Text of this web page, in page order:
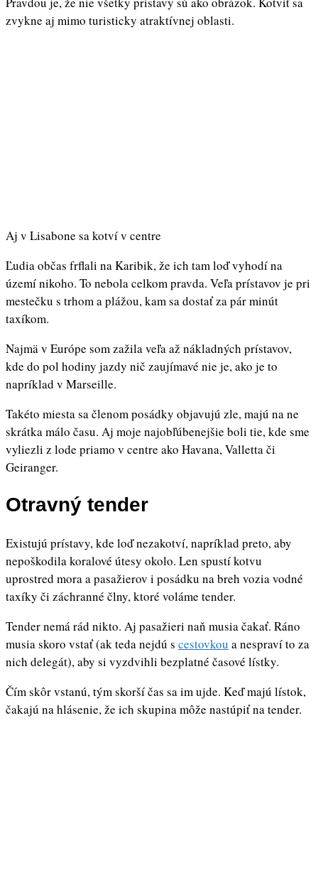
zvykne aj mimo turisticky atraktívnej oblasti.
Aj v Lisabone sa kotví v centre
Ľudia občas frflali na Karibik, že ich tam loď vyhodí na
území nikoho. To nebola celkom pravda. Veľa prístavov je pri
mestečku s trhom a plážou, kam sa dostať za pár minút
taxíkom.
Najmä v Európe som zažila veľa až nákladných prístavov,
kde do pol hodiny jazdy nič zaujímavé nie je, ako je to
napríklad v Marseille.
Takéto miesta sa členom posádky objavujú zle, majú na ne
skrátka málo času. Aj moje najobľúbenejšie boli tie, kde sme
vyliezli z lode priamo v centre ako Havana, Valletta či
Geiranger.
Otravný tender
Existujú prístavy, kde loď nezakotví, napríklad preto, aby
nepoškodila koralové útesy okolo. Len spustí kotvu
uprostred mora a pasažierov i posádku na breh vozia vodné
taxíky či záchranné člny, ktoré voláme tender.
Tender nemá rád nikto. Aj pasažieri naň musia čakať. Ráno
musia skoro vstať (ak teda nejdú s cestovkou a nespraví to za
nich delegát), aby si vyzdvihli bezplatné časové lístky.
Čím skôr vstanú, tým skorší čas sa im ujde. Keď majú lístok,
čakajú na hlásenie, že ich skupina môže nastúpiť na tender.